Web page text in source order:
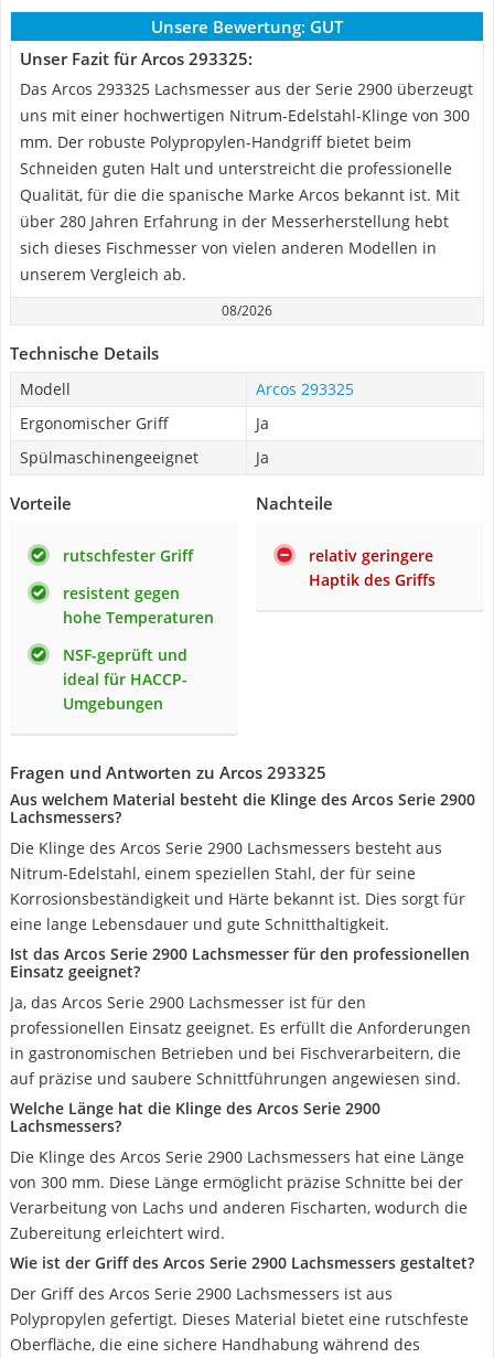
Unsere Bewertung: GUT
Unser Fazit für Arcos 293325:
Das Arcos 293325 Lachsmesser aus der Serie 2900 überzeugt
uns mit einer hochwertigen Nitrum-Edelstahl-Klinge von 300
mm. Der robuste Polypropylen-Handgriff bietet beim
Schneiden guten Halt und unterstreicht die professionelle
Qualität, für die die spanische Marke Arcos bekannt ist. Mit
über 280 Jahren Erfahrung in der Messerherstellung hebt
sich dieses Fischmesser von vielen anderen Modellen in
unserem Vergleich ab.
08/2026
Technische Details
Modell
Arcos 293325
Ergonomischer Griff
Ja
Spülmaschinengeeignet
Ja
Vorteile
rutschfester Griff
resistent gegen
hohe Temperaturen
NSF-geprüft und
ideal für HACCP-
Umgebungen
Nachteile
relativ geringere
Haptik des Griffs
Fragen und Antworten zu Arcos 293325
Aus welchem Material besteht die Klinge des Arcos Serie 2900
Lachsmessers?
Die Klinge des Arcos Serie 2900 Lachsmessers besteht aus
Nitrum-Edelstahl, einem speziellen Stahl, der für seine
Korrosionsbeständigkeit und Härte bekannt ist. Dies sorgt für
eine lange Lebensdauer und gute Schnitthaltigkeit.
Ist das Arcos Serie 2900 Lachsmesser für den professionellen
Einsatz geeignet?
Ja, das Arcos Serie 2900 Lachsmesser ist für den
professionellen Einsatz geeignet. Es erfüllt die Anforderungen
in gastronomischen Betrieben und bei Fischverarbeitern, die
auf präzise und saubere Schnittführungen angewiesen sind.
Welche Länge hat die Klinge des Arcos Serie 2900
Lachsmessers?
Die Klinge des Arcos Serie 2900 Lachsmessers hat eine Länge
von 300 mm. Diese Länge ermöglicht präzise Schnitte bei der
Verarbeitung von Lachs und anderen Fischarten, wodurch die
Zubereitung erleichtert wird.
Wie ist der Griff des Arcos Serie 2900 Lachsmessers gestaltet?
Der Griff des Arcos Serie 2900 Lachsmessers ist aus
Polypropylen gefertigt. Dieses Material bietet eine rutschfeste
Oberfläche, die eine sichere Handhabung während des